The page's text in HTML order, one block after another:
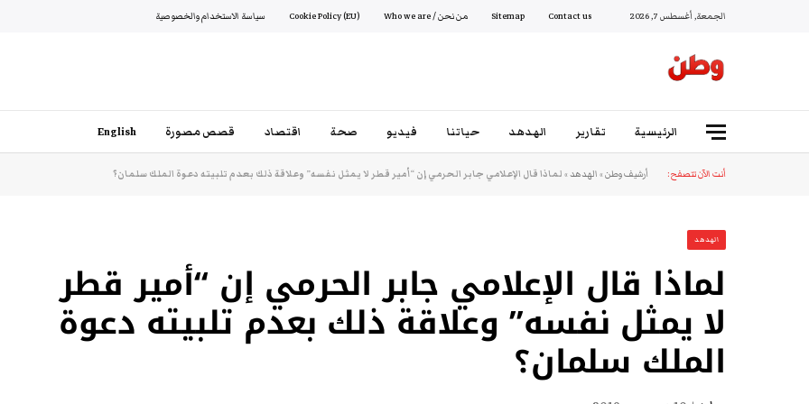
الجمعة, أغسطس 7, 2026 Contact us
Sitemap من نحن / Who we are Cookie Policy (EU) سياسة الاستخدام والخصوصية
الرئيسية تقارير الهدهد حياتنا فيديو صحة اقتصاد قصص مصورة English
أنت الآن تتصفح: أرشيف وطن»الهدهد»لماذا قال الإعلامي جابر الحرمي إن “أمير قطر لا يمثل نفسه” وعلاقة ذلك بعدم تلبيته دعوة الملك سلمان؟
الهدهد
لماذا قال الإعلامي جابر الحرمي إن “أمير قطر
لا يمثل نفسه” وعلاقة ذلك بعدم تلبيته دعوة
الملك سلمان؟